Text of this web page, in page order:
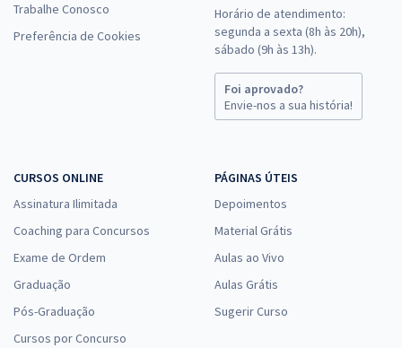
Trabalhe Conosco
Preferência de Cookies
Horário de atendimento:
segunda a sexta (8h às 20h),
sábado (9h às 13h).
Foi aprovado?
Envie-nos a sua história!
CURSOS ONLINE
Assinatura Ilimitada
Coaching para Concursos
Exame de Ordem
Graduação
Pós-Graduação
Cursos por Concurso
PÁGINAS ÚTEIS
Depoimentos
Material Grátis
Aulas ao Vivo
Aulas Grátis
Sugerir Curso